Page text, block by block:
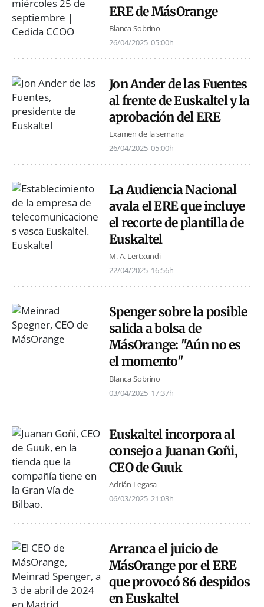
ERE de MásOrange
Blanca Sobrino
26/04/2025 05:00h
Jon Ander de las Fuentes
al frente de Euskaltel y la
aprobación del ERE
Examen de la semana
26/04/2025 05:00h
La Audiencia Nacional
avala el ERE que incluye
el recorte de plantilla de
Euskaltel
M. A. Lertxundi
22/04/2025 16:56h
Spenger sobre la posible
salida a bolsa de
MásOrange: "Aún no es
el momento"
Blanca Sobrino
03/04/2025 17:37h
Euskaltel incorpora al
consejo a Juanan Goñi,
CEO de Guuk
Adrián Legasa
06/03/2025 21:03h
Arranca el juicio de
MásOrange por el ERE
que provocó 86 despidos
en Euskaltel